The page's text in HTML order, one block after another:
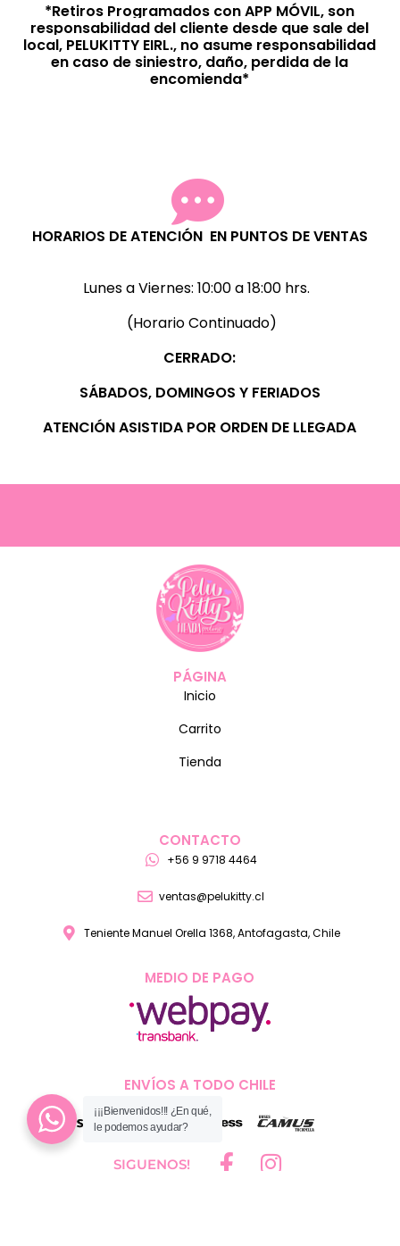
*Retiros Programados con APP MÓVIL, son
responsabilidad del cliente desde que sale del
local, PELUKITTY EIRL., no asume responsabilidad
en caso de siniestro, daño, perdida de la
encomienda*
HORARIOS DE ATENCIÓN EN PUNTOS DE VENTAS
Lunes a Viernes: 10:00 a 18:00 hrs.
(Horario Continuado)
CERRADO:
SÁBADOS, DOMINGOS Y FERIADOS
ATENCIÓN ASISTIDA POR ORDEN DE LLEGADA
PÁGINA
Inicio
Carrito
Tienda
CONTACTO
+56 9 9718 4464
ventas@pelukitty.cl
Teniente Manuel Orella 1368, Antofagasta, Chile
MEDIO DE PAGO
ENVÍOS A TODO CHILE
SIGUENOS!
¡¡¡Bienvenidos!!! ¿En qué,
le podemos ayudar?